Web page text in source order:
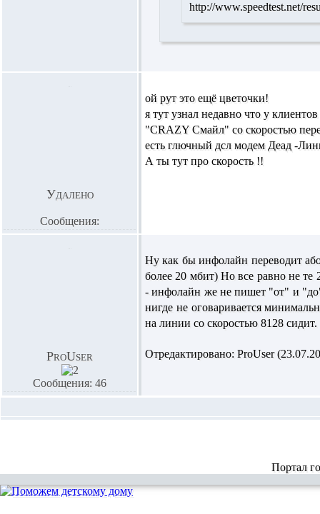
http://www.speedtest.net/
Удалено
Сообщения:
ой рут это ещё цветочки!
я тут узнал недавно что у
"CRAZY Смайл" со скоростью
есть глючный дсл модем Деад -
А ты тут про скорость !!
ProUser
Сообщения: 46
Ну как бы инфолайн переводит
более 20 мбит) Но все равно не те
- инфолайн же не пишет "от" и
нигде не оговаривается
на линии со скоростью 8128
Отредактировано: ProUser
Портал